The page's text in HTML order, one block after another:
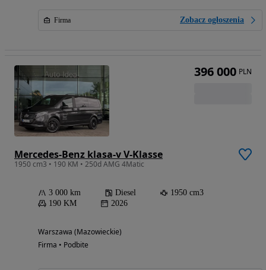
Firma Zobacz ogłoszenia
Mercedes-Benz klasa-v V-Klasse
1950 cm3 • 190 KM • 250d AMG 4Matic
3 000 km Diesel
1950 cm3
190 KM
2026
Warszawa (Mazowieckie)
Firma • Podbite
396 000 PLN